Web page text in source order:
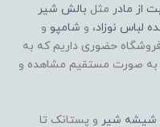
از مادر مثل بالش شیر
لباس نوزاد، و شامپو و
حضوری داریم که به
به صورت مستقیم مشاهده و
شیشه شیر و پستانک تا